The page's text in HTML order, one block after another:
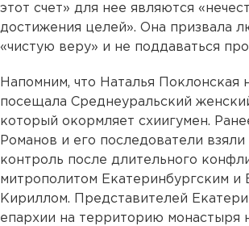
этот счет» для нее являются
достижения целей». Она призвала
«чистую веру» и не поддаваться
Напомним, что Наталья Поклонская
посещала Среднеуральский
который окормляет схиигумен.
Романов и его последователи
контроль после длительного
митрополитом Екатеринбургским и
Кириллом. Представителей
епархии на территорию монастыря